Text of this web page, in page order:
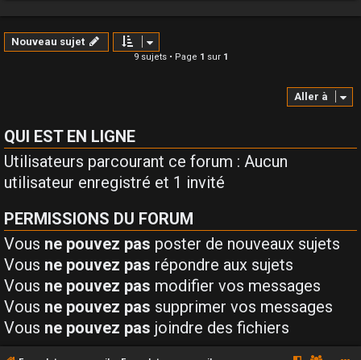
Nouveau sujet
9 sujets • Page 1 sur 1
Aller à
QUI EST EN LIGNE
Utilisateurs parcourant ce forum : Aucun
utilisateur enregistré et 1 invité
PERMISSIONS DU FORUM
Vous ne pouvez pas poster de nouveaux sujets
Vous ne pouvez pas répondre aux sujets
Vous ne pouvez pas modifier vos messages
Vous ne pouvez pas supprimer vos messages
Vous ne pouvez pas joindre des fichiers